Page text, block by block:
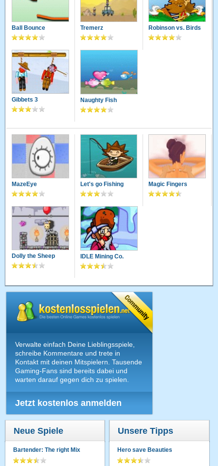
Ball Bounce Tremerz Robinson vs. Birds
Gibbets 3 Naughty Fish
MazeEye Let's go Fishing Magic Fingers
Dolly the Sheep IDLE Mining Co.
Verwalte einfach Deine Lieblingsspiele,
schreibe Kommentare und trete in
Kontakt mit deinen Mitspielern. Tausende
Gaming-Fans sind bereits dabei und
warten darauf gegen dich zu spielen.
Jetzt kostenlos anmelden
Neue Spiele
Bartender: The right Mix
Unsere Tipps
Hero save Beauties